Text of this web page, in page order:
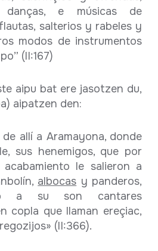
e músicas de
salterios y rabeles y
modos de instrumentos
(II:167)
aipu bat ere jasotzen du,
aipatzen den:
de allí a Aramayona, donde
sus henemigos, que por
le salieron a
albocas y panderos,
a su son cantares
copla que llaman ereçiac,
(II:366).